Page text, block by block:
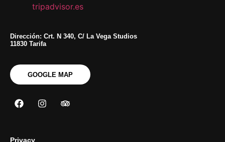
Dirección: Crt. N 340, C/ La Vega Studios
11830 Tarifa
GOOGLE MAP
Privacy